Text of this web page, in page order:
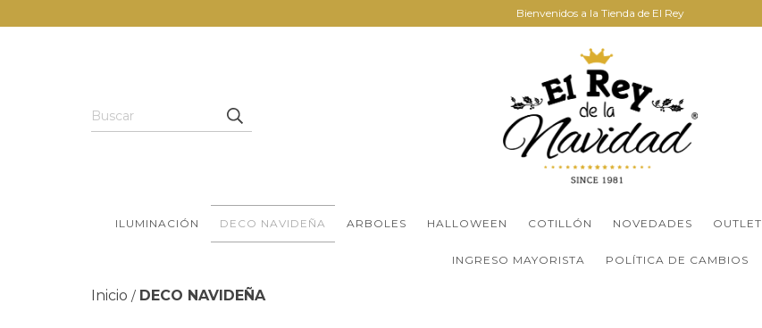
Bienvenidos a la Tienda de El Rey
ILUMINACIÓN DECO NAVIDEÑA ARBOLES HALLOWEEN COTILLÓN NOVEDADES OUTLET
INGRESO MAYORISTA POLÍTICA DE CAMBIOS
Inicio / DECO NAVIDEÑA